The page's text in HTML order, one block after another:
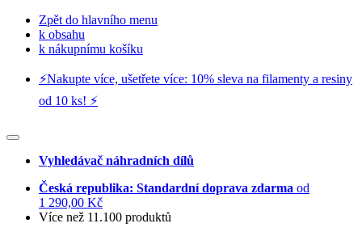
Zpět do hlavního menu
k obsahu
k nákupnímu košíku
⚡️Nakupte více, ušetřete více: 10% sleva na filamenty a resiny
od 10 ks! ⚡️
Vyhledávač náhradních dílů
Česká republika: Standardní doprava zdarma od
1 290,00 Kč
Více než 11.100 produktů